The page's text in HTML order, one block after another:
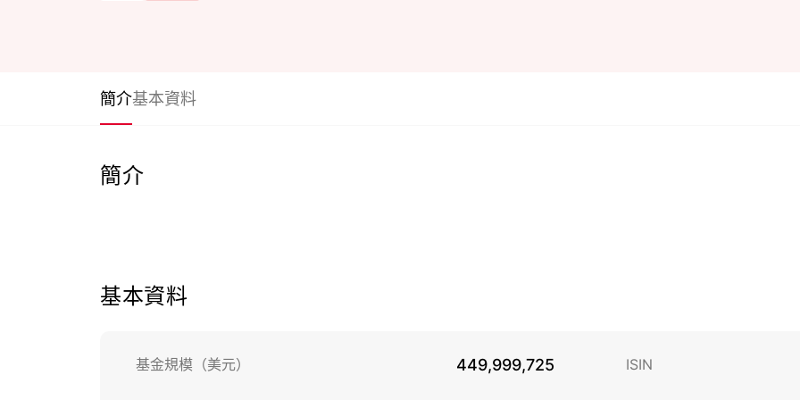
簡介基本資料
簡介
基本資料
基金規模（美元） 449,999,725 ISIN